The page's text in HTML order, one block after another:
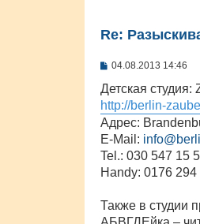
Re:
С
о
б
щ
е
н
и
е
04.08.2013 14:46
Детская студия:
http://berlin-
Адрес:
E-Mail:
Tel.: 030 547 15
Handy: 0176
Также в студии